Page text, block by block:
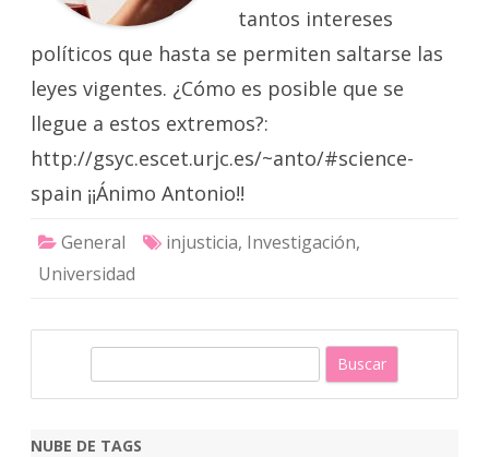
tantos intereses
políticos que hasta se permiten saltarse las
leyes vigentes. ¿Cómo es posible que se
llegue a estos extremos?:
http://gsyc.escet.urjc.es/~anto/#science-
spain ¡¡Ánimo Antonio!!
General injusticia, Investigación,
Universidad
cNUBE DE TAGS